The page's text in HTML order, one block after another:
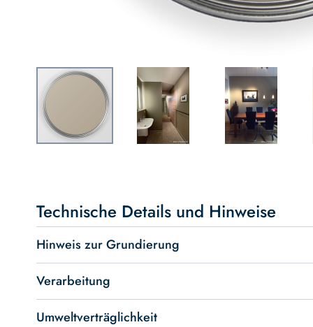
beginning
of
the
images
gallery
Technische Details und Hinweise
Hinweis zur Grundierung
Verarbeitung
Umweltverträglichkeit